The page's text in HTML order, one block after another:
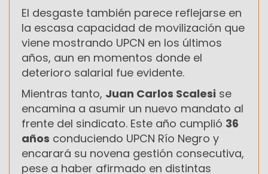
El desgaste también parece reflejarse en
la escasa capacidad de movilización que
viene mostrando UPCN en los últimos
años, aun en momentos donde el
deterioro salarial fue evidente.
Mientras tanto, Juan Carlos Scalesi se
encamina a asumir un nuevo mandato al
frente del sindicato. Este año cumplió 36
años conduciendo UPCN Río Negro y
encarará su novena gestión consecutiva,
pese a haber afirmado en distintas